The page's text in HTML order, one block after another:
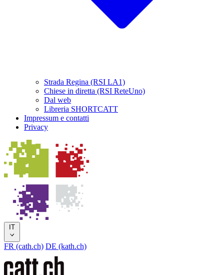
Strada Regina (RSI LA1)
Chiese in diretta (RSI ReteUno)
Dal web
Libreria SHORTCATT
Impressum e contatti
Privacy
IT
FR (cath.ch) DE (kath.ch)